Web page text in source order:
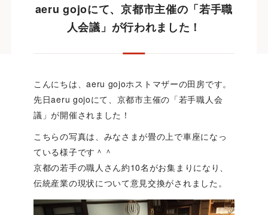
aeru gojoにて、京都市主催の「若手職
人会議」が行われました！
こんにちは、aeru gojoホストマザーの田房です。
先日aeru gojoにて、京都市主催の「若手職人会
議」が開催されました！
こちらの写真は、みなさまが畳の上で車座になっ
ている様子です＾＾
京都の若手の職人さん約10名がお集まりになり、
伝統産業の現状について意見交換がされました。